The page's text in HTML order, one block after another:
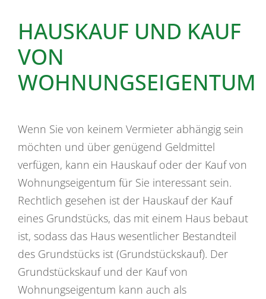
HAUSKAUF UND KAUF
VON
WOHNUNGSEIGENTUM
Wenn Sie von keinem Vermieter abhängig sein
möchten und über genügend Geldmittel
verfügen, kann ein Hauskauf oder der Kauf von
Wohnungseigentum für Sie interessant sein.
Rechtlich gesehen ist der Hauskauf der Kauf
eines Grundstücks, das mit einem Haus bebaut
ist, sodass das Haus wesentlicher Bestandteil
des Grundstücks ist (Grundstückskauf). Der
Grundstückskauf und der Kauf von
Wohnungseigentum kann auch als